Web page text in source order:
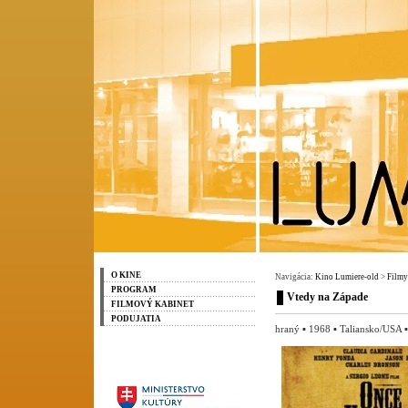
O KINE
PROGRAM
FILMOVÝ KABINET
PODUJATIA
Navigácia: Kino Lumiere-old > Filmy
Vtedy na Západe
hraný ▪ 1968 ▪ Taliansko/USA